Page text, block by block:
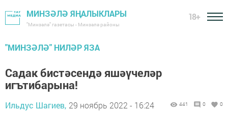
МИНЗӘЛӘ ЯҢАЛЫКЛАРЫ
"Минзәлә" газетасы - Минзәлә районы
18+
"МИНЗӘЛӘ" НИЛӘР ЯЗА
Садак бистәсендә яшәүчеләр
игътибарына!
Ильдус Шагиев, 29 ноябрь 2022 - 16:24 441 0 0